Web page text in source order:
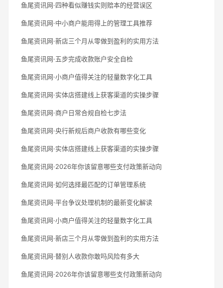
鱼尾资讯网·四种看似赚钱实则赔本的经营误区
鱼尾资讯网·中小商户能用得上的管理工具推荐
鱼尾资讯网·新店三个月从零做到盈利的实用方法
鱼尾资讯网·五步完成收款账户安全自检
鱼尾资讯网·小商户值得关注的轻量数字化工具
鱼尾资讯网·实体店搭建线上获客渠道的实操步骤
鱼尾资讯网·商户日常合规自检七步法
鱼尾资讯网·央行新规后商户收款有哪些变化
鱼尾资讯网·实体店搭建线上获客渠道的实操步骤
鱼尾资讯网·2026年你该留意哪些支付政策新动向
鱼尾资讯网·如何选择最匹配的订单管理系统
鱼尾资讯网·平台争议处理机制的最新变化解读
鱼尾资讯网·小商户值得关注的轻量数字化工具
鱼尾资讯网·新店三个月从零做到盈利的实用方法
鱼尾资讯网·替别人收款你敢吗风险有多大
鱼尾资讯网·2026年你该留意哪些支付政策新动向